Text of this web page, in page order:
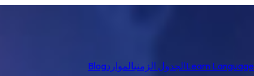
Learn Languageالجدول الزمنيالمواردBlog